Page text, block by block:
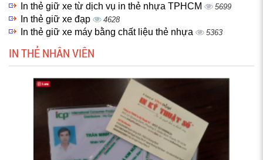
In thẻ giữ xe từ dịch vụ in thẻ nhựa TPHCM 5699
In thẻ giữ xe đạp 4628
In thẻ giữ xe máy bằng chất liệu thẻ nhựa 5363
IN THẺ NHÂN VIÊN